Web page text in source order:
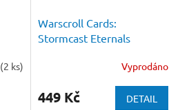
(2 ks)
Warscroll Cards:
Stormcast Eternals
Vyprodáno
449 Kč DETAIL